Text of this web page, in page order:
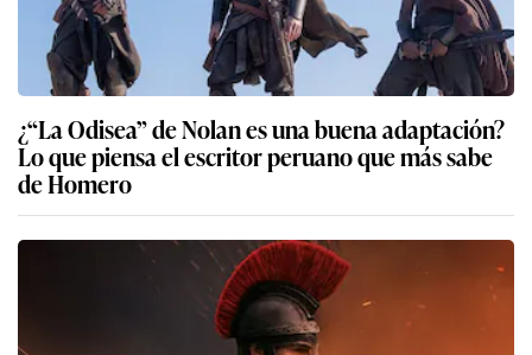
¿“La Odisea” de Nolan es una buena adaptación?
Lo que piensa el escritor peruano que más sabe
de Homero